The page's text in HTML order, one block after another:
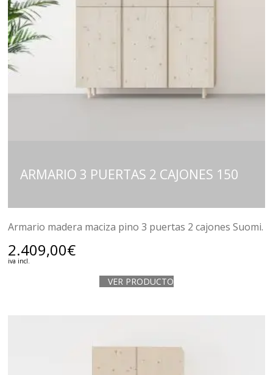
ARMARIO 3 PUERTAS 2 CAJONES 150
Armario madera maciza pino 3 puertas 2 cajones Suomi.
2.409,00€
iva incl.
VER PRODUCTO